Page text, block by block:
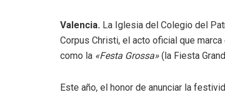
Valencia. La Iglesia del Colegio del
Corpus Christi, el acto oficial que
como la «Festa Grossa» (la Fiesta
Este año, el honor de anunciar la